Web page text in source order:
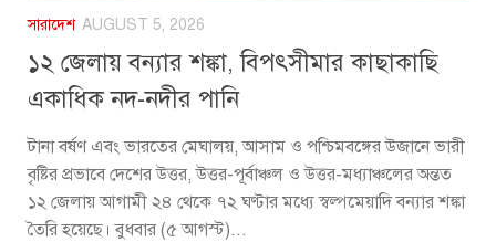
সারাদেশ AUGUST 5, 2026
১২ জেলায় বন্যার শঙ্কা, বিপৎসীমার কাছাকাছি
একাধিক নদ-নদীর পানি
টানা বর্ষণ এবং ভারতের মেঘালয়, আসাম ও পশ্চিমবঙ্গের উজানে ভারী
বৃষ্টির প্রভাবে দেশের উত্তর, উত্তর-পূর্বাঞ্চল ও উত্তর-মধ্যাঞ্চলের অন্তত
১২ জেলায় আগামী ২৪ থেকে ৭২ ঘণ্টার মধ্যে স্বল্পমেয়াদি বন্যার শঙ্কা
তৈরি হয়েছে। বুধবার (৫ আগস্ট)...